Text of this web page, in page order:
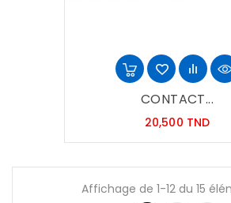
CONTACT...
20,500 TNDPrix
Affichage de 1-12 du 15